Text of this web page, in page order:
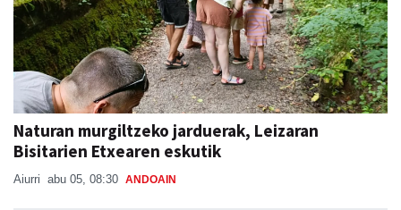
Naturan murgiltzeko jarduerak, Leizaran
Bisitarien Etxearen eskutik
Aiurri abu 05, 08:30 ANDOAIN